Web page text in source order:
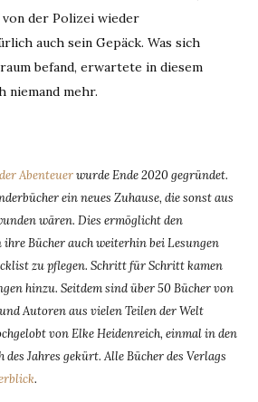
der Polizei wieder
auch sein Gepäck. Was sich
befand, erwartete in diesem
niemand mehr.
Abenteuerwurde Ende 2020 gegründet.
ein neues Zuhause, die sonst aus
wären. Dies ermöglicht den
Bücher auch weiterhin bei Lesungen
zu pflegen. Schritt für Schritt kamen
hinzu. Seitdem sind über 50 Bücher von
Autoren aus vielen Teilen der Welt
von Elke Heidenreich, einmal in den
Jahres gekürt. Alle Bücher des Verlags
.